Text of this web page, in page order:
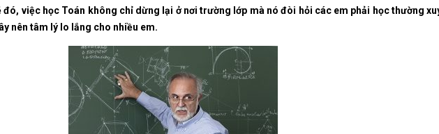
việc học Toán không chỉ dừng lại ở nơi trường lớp mà nó đòi hỏi các em phải học thường
nên tâm lý lo lắng cho nhiều em.